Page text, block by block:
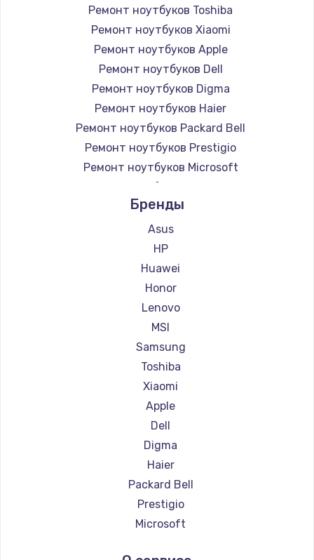
Ремонт ноутбуков Toshiba
Ремонт ноутбуков Xiaomi
Ремонт ноутбуков Apple
Ремонт ноутбуков Dell
Ремонт ноутбуков Digma
Ремонт ноутбуков Haier
Ремонт ноутбуков Packard Bell
Ремонт ноутбуков Prestigio
Ремонт ноутбуков Microsoft
Ремонт ноутбуков Alienware
Ремонт ноутбуков Aquarius
Ремонт ноутбуков Gigabyte
Ремонт ноутбуков Aorus
Ремонт ноутбуков Maibenben
Ремонт ноутбуков Getac
Ремонт ноутбуков Epson
Ремонт ноутбуков Philips
Ремонт ноутбуков LG
Ремонт ноутбуков Panasonic
Ремонт ноутбуков Irbis
Ремонт ноутбуков Thunderobot
Ремонт ноутбуков Hasee
Ремонт ноутбуков ZTE
Ремонт ноутбуков Hiper
Ремонт ноутбуков Evga
Ремонт ноутбуков Google
Ремонт ноутбуков Echips
Бренды
Asus
HP
Huawei
Honor
Lenovo
MSI
Samsung
Toshiba
Xiaomi
Apple
Dell
Digma
Haier
Packard Bell
Prestigio
Microsoft